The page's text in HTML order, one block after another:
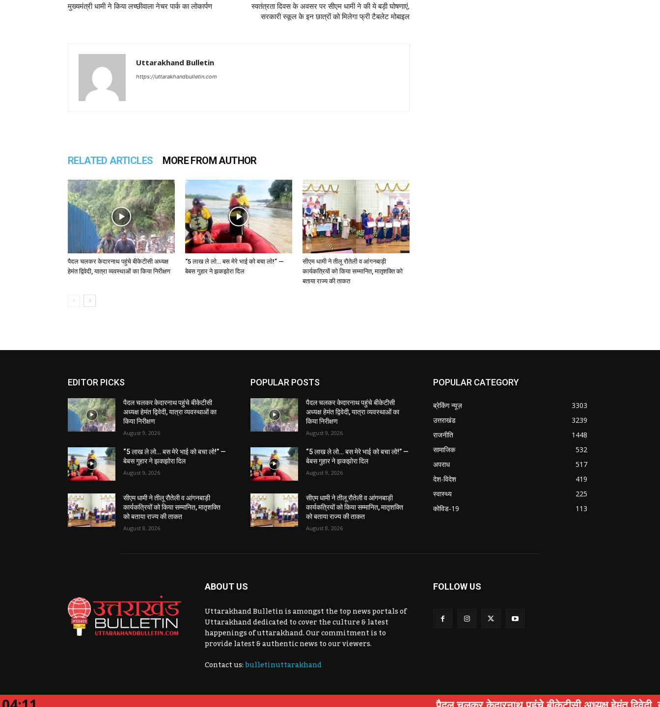
मुख्यमंत्री धामी ने किया लच्छीवाला नेचर पार्क का लोकार्पण
स्वतंत्रता दिवस के अवसर पर सीएम धामी ने की ये बड़ी घोषणाएं,
सरकारी स्कूल के इन छात्रों को मिलेगा फ्री टैबलेट मोबाइल
Uttarakhand Bulletin
https://uttarakhandbulletin.com
RELATED ARTICLES MORE FROM AUTHOR
पैदल चलकर केदारनाथ पहुंचे बीकेटीसी अध्यक्ष
हेमंत द्विवेदी, यात्रा व्यवस्थाओं का किया निरीक्षण
“5 लाख ले लो… बस मेरे भाई को बचा लो!” —
बेबस गुहार ने झकझोरा दिल
सीएम धामी ने तीलू रौतेली व आंगनबाड़ी
कार्यकत्रियों को किया सम्मानित, मातृशक्ति को
बताया राज्य की ताकत
EDITOR PICKS
पैदल चलकर केदारनाथ पहुंचे बीकेटीसी
अध्यक्ष हेमंत द्विवेदी, यात्रा व्यवस्थाओं का
किया निरीक्षण
August 9, 2026
“5 लाख ले लो… बस मेरे भाई को बचा लो!” —
बेबस गुहार ने झकझोरा दिल
August 9, 2026
सीएम धामी ने तीलू रौतेली व आंगनबाड़ी
कार्यकत्रियों को किया सम्मानित, मातृशक्ति
को बताया राज्य की ताकत
August 8, 2026
POPULAR POSTS
पैदल चलकर केदारनाथ पहुंचे बीकेटीसी
अध्यक्ष हेमंत द्विवेदी, यात्रा व्यवस्थाओं का
किया निरीक्षण
August 9, 2026
“5 लाख ले लो… बस मेरे भाई को बचा लो!” —
बेबस गुहार ने झकझोरा दिल
August 9, 2026
सीएम धामी ने तीलू रौतेली व आंगनबाड़ी
कार्यकत्रियों को किया सम्मानित, मातृशक्ति
को बताया राज्य की ताकत
August 8, 2026
POPULAR CATEGORY
ब्रेकिंग न्यूज़
3303
उत्तराखंड
3239
राजनीति
1448
सामाजिक
532
अपराध
517
देश-विदेश
419
स्वास्थ्य
225
कोविड-19
113
ABOUT US
Uttarakhand Bulletin is amongst the top news portals of
Uttarakhand dedicated to cover the culture & latest
happenings of uttarakhand. Our commitment is to
provide latest & authentic news to our viewers.
Contact us:bulletinuttarakhand
FOLLOW US
शिक्षा अपराध स्वास्थ्य सामाजिक पर्यटन Privacy Policy